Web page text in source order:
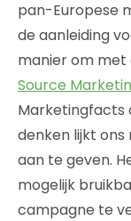
pan-Europese
de aanleiding
manier om met
Source
Marketingfacts
denken lijkt
aan te geven.
mogelijk
campagne te